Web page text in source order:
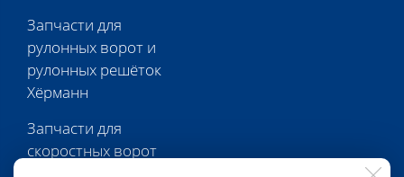
Запчасти для
рулонных ворот и
рулонных решёток
Хёрманн
Запчасти для
скоростных ворот